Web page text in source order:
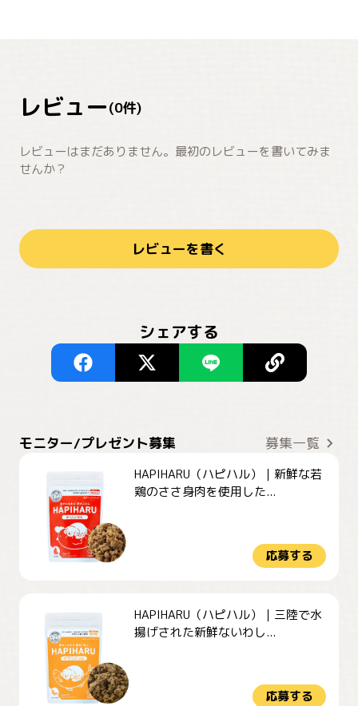
レビュー(0件)
レビューはまだありません。最初のレビューを書いてみま
せんか？
レビューを書く
シェアする
モニター/プレゼント募集 募集一覧
HAPIHARU（ハピハル）｜新鮮な若
鶏のささ身肉を使用した...
応募する
HAPIHARU（ハピハル）｜三陸で水
揚げされた新鮮ないわし...
応募する